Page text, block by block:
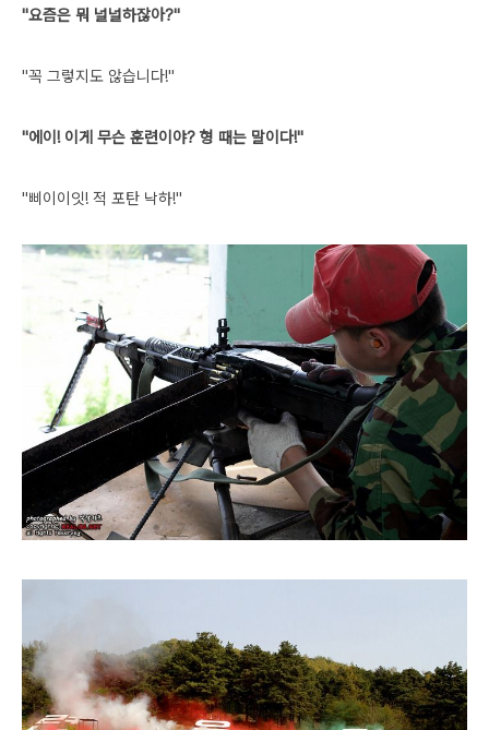
"요즘은 뭐 널널하잖아?"
"꼭 그렇지도 않습니다!"
"에이! 이게 무슨 훈련이야? 형 때는 말이다!"
"삐이이잇! 적 포탄 낙하!"